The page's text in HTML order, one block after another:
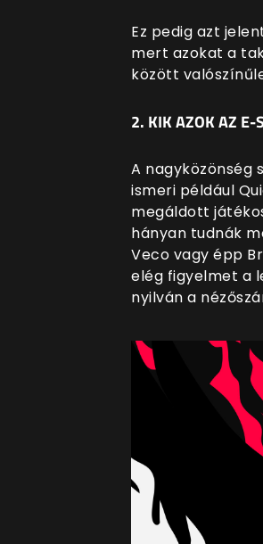
Ez pedig azt
mert azokat a
között
2. KIK AZOK AZ E-
A nagyközönség
ismeri például
megáldott
hányan tudnák
Veco vagy épp
elég figyelmet a
nyilván a